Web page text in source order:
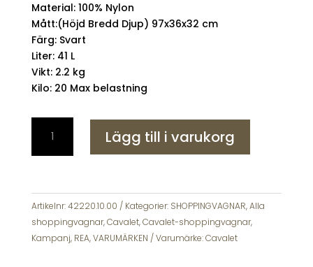
Material: 100% Nylon
Mått:(Höjd Bredd Djup) 97x36x32 cm
Färg: Svart
Liter: 41 L
Vikt: 2.2 kg
Kilo: 20 Max belastning
Smartshopper
DLX
Svart
-
Kylväska
mängd
Lägg till i varukorg
Artikelnr:42220.10.00 Kategorier: SHOPPINGVAGNAR,Alla
shoppingvagnar,Cavalet,Cavalet-shoppingvagnar,
Kampanj, REA,VARUMÄRKEN Varumärke:Cavalet